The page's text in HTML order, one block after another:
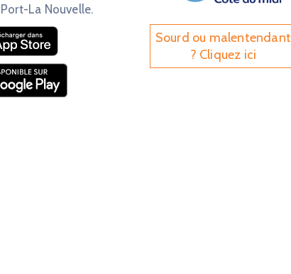
La Nouvelle.
Sourd ou malentendant
? Cliquez ici